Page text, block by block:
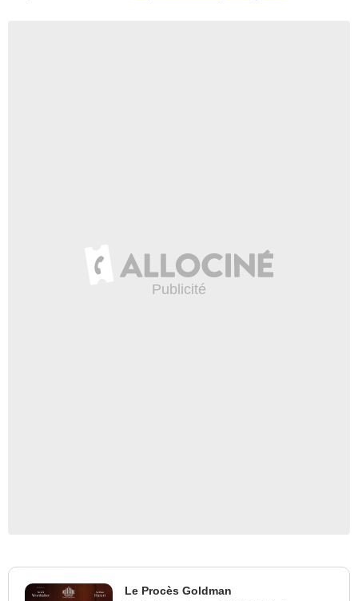
Le Procès Goldman